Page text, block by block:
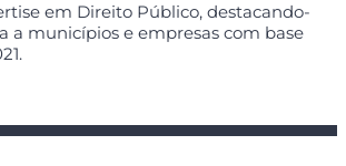
em Direito Público, destacando-
a municípios e empresas com base